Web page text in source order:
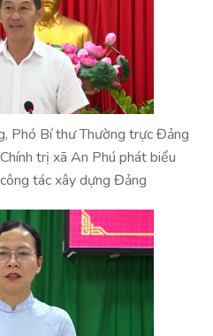
Phó Bí thư Thường trực Đảng
trị xã An Phú phát biểu
tác xây dựng Đảng